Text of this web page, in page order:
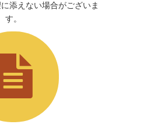
添えない場合がございま
す。